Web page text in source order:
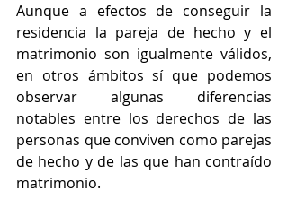
Aunque a efectos de conseguir la
residencia la pareja de hecho y el
matrimonio son igualmente válidos,
en otros ámbitos sí que podemos
observar algunas diferencias
notables entre los derechos de las
personas que conviven como parejas
de hecho y de las que han contraído
matrimonio.